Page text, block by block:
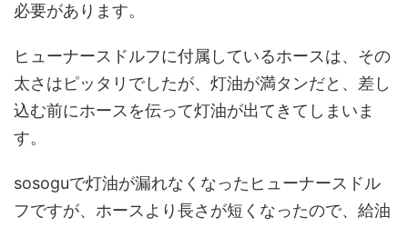
必要があります。
ヒューナースドルフに付属しているホースは、その
太さはピッタリでしたが、灯油が満タンだと、差し
込む前にホースを伝って灯油が出てきてしまいま
す。
sosoguで灯油が漏れなくなったヒューナースドル
フですが、ホースより長さが短くなったので、給油